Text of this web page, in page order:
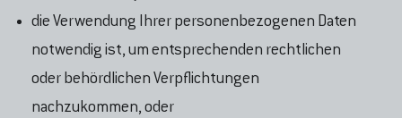
die Verwendung Ihrer personenbezogenen Daten
notwendig ist, um entsprechenden rechtlichen
oder behördlichen Verpflichtungen
nachzukommen, oder